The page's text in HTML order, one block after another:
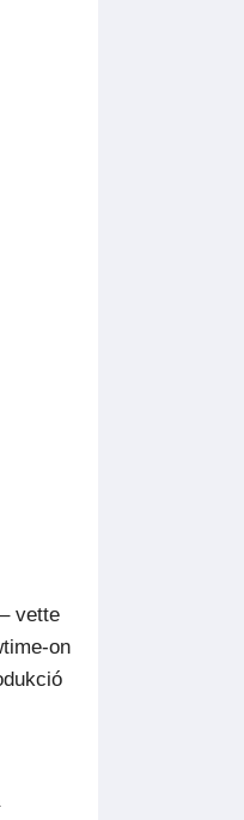
vette
on